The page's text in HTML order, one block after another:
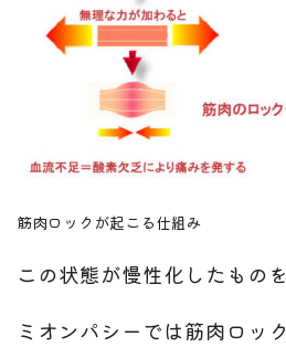
筋肉ロックが起こる仕組み
この状態が慢性化したものを
ミオンパシーでは筋肉ロック